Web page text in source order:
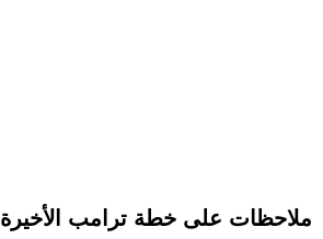
ملاحظات على خطة ترامب الأخيرة